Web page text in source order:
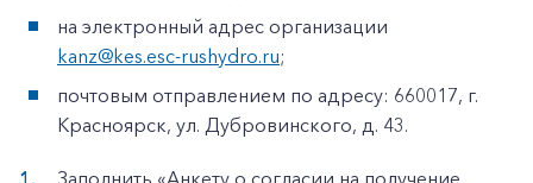
на электронный адрес организации
kanz@kes.esc-rushydro.ru;
почтовым отправлением по адресу: 660017, г.
Красноярск, ул. Дубровинского, д. 43.
Заполнить «Анкету о согласии на получение